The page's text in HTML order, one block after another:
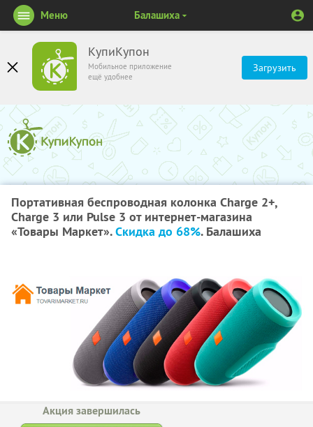
КупиКупон
Мобильное приложение
ещё удобнее
Загрузить
Меню Балашиха
Портативная беспроводная колонка Charge 2+,
Charge 3 или Pulse 3 от интернет-магазина
«Товары Маркет».Скидка до 68%. Балашиха
Акция завершилась